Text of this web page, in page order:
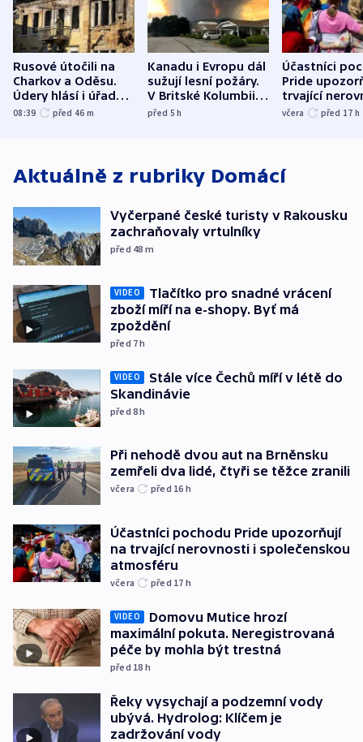
Rusové útočili na
Charkov a Oděsu.
Údery hlásí i úřady v
Bělgorodu
08:39 před 46 m
Kanadu i Evropu dál
sužují lesní požáry.
V Britské Kolumbii
evakuovali tisíce lidí
před 5h
Účastníci
Pride
trvající
včera před 17 h
Aktuálně z rubriky Domácí
Vyčerpané české turisty v Rakousku
zachraňovaly vrtulníky
před 48 m
VIDEO
Tlačítko pro snadné vrácení
zboží míří na e-shopy. Byť má
zpoždění
před 7h
VIDEO
Stále více Čechů míří v létě do
Skandinávie
před 8h
Při nehodě dvou aut na Brněnsku
zemřeli dva lidé, čtyři se těžce zranili
včera před 16 h
Účastníci pochodu Pride upozorňují
na trvající nerovnosti i společenskou
atmosféru
včera před 17 h
VIDEO
Domovu Mutice hrozí
maximální pokuta. Neregistrovaná
péče by mohla být trestná
před 18 h
Řeky vysychají a podzemní vody
ubývá. Hydrolog: Klíčem je
zadržování vody